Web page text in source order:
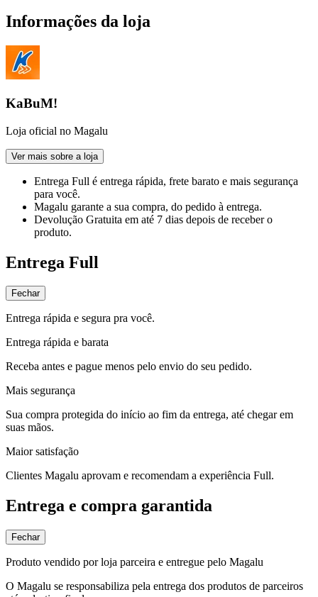
Informações da loja
KaBuM!
Loja oficial no Magalu
Ver mais sobre a loja
Entrega Full é entrega rápida, frete barato e mais segurança
para você.
Magalu garante a sua compra, do pedido à entrega.
Devolução Gratuita em até 7 dias depois de receber o
produto.
Entrega Full
Fechar
Entrega rápida e segura pra você.
Entrega rápida e barata
Receba antes e pague menos pelo envio do seu pedido.
Mais segurança
Sua compra protegida do início ao fim da entrega, até chegar em
suas mãos.
Maior satisfação
Clientes Magalu aprovam e recomendam a experiência Full.
Entrega e compra garantida
Fechar
Produto vendido por loja parceira e entregue pelo Magalu
O Magalu se responsabiliza pela entrega dos produtos de parceiros